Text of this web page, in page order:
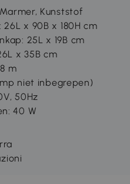
Kunststof
x 90B x 180H cm
25L x 19B cm
x 35B cm
m
niet inbegrepen)
50Hz
40 W